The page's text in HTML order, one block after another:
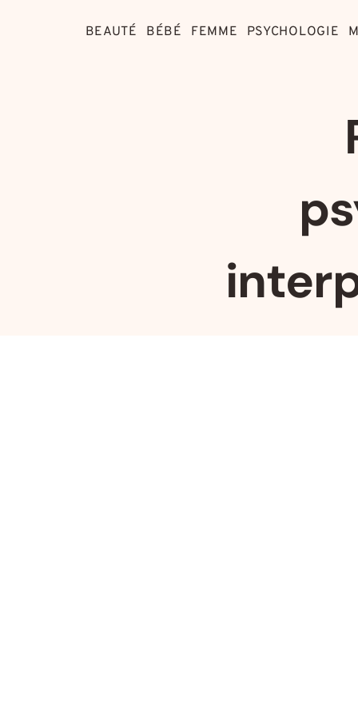
BEAUTÉ BÉBÉ FEMME PSYCHOLOGIE